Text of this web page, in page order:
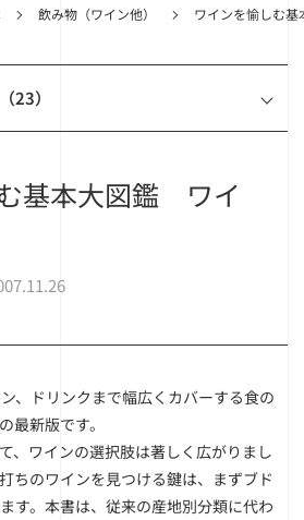
飲み物（ワイン他） ワインを愉しむ
23）
基本大図鑑 ワイ
、ドリンクまで幅広くカバーする食の
最新版です。
、ワインの選択肢は著しく広がりまし
ちのワインを見つける鍵は、まずブド
す。本書は、従来の産地別分類に代わ